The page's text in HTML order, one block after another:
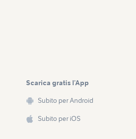
Scarica gratis l’App
Subito per Android
Subito per iOS